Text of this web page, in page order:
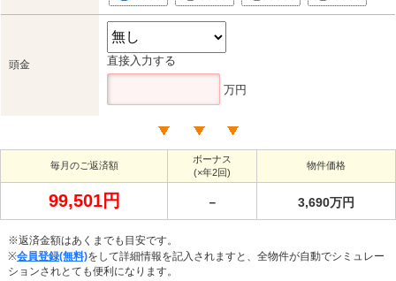
頭金 直接入力する
万円
毎月のご返済額
ボーナス
(×年2回)
物件価格
99,501円 － 3,690万円
※返済金額はあくまでも目安です。
※会員登録(無料)をして詳細情報を記入されますと、全物件が自動でシミュレー
ションされとても便利になります。